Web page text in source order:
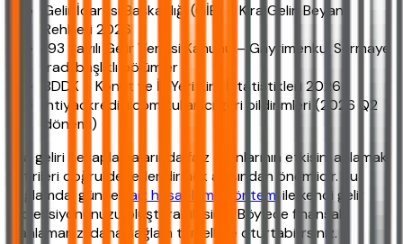
Gelir İdaresi Başkanlığı (GİB) – Kira Geliri Beyanı
Rehberi 2026
193 Sayılı Gelir Vergisi Kanunu – Gayrimenkul Sermaye
İradı başlıklı bölümler
BDDK – Konut ve İş Yeri Kira İstatistikleri 2026
ihtiyackredisi.com kullanıcı geri bildirimleri (2026 Q2
dönemi)
Kira geliri hesaplamalarında faiz oranlarının etkisini anlamak,
getirileri doğru değerlendirmek açısından önemlidir. Bu
bağlamda, güncel
faiz hesaplama yöntemi ile kendi gelir
projeksiyonunuzu oluşturabilirsiniz. Böylece finansal
planlamanızı daha sağlam temellere oturtabilirsiniz.